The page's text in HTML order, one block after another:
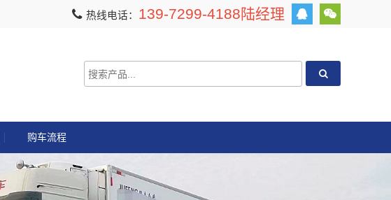
热线电话： 139-7299-4188陆经理
购车流程